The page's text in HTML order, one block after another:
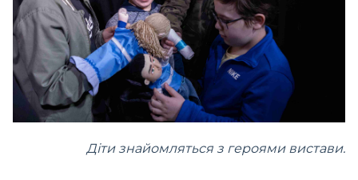
Діти знайомляться з героями вистави.